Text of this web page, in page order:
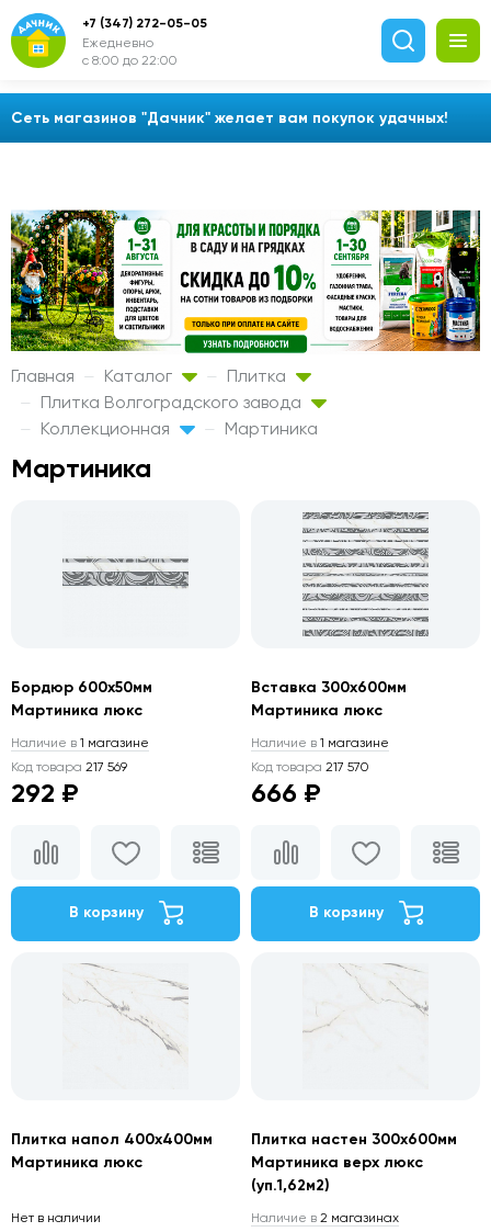
Сеть магазинов "Дачник" желает вам покупок удачных!
+7 (347) 272-05-05
Ежедневно
с 8:00 до 22:00
Главная Каталог
Плитка
Плитка Волгоградского завода
Коллекционная
Мартиника
Мартиника
Бордюр 600х50мм
Мартиника люкс
Наличие в 1 магазине
Код товара 217 569
292 ₽
В корзину
Вставка 300х600мм
Мартиника люкс
Наличие в 1 магазине
Код товара 217 570
666 ₽
В корзину
Плитка напол 400х400мм
Мартиника люкс
Нет в наличии
Плитка настен 300х600мм
Мартиника верх люкс
(уп.1,62м2)
Наличие в 2 магазинах